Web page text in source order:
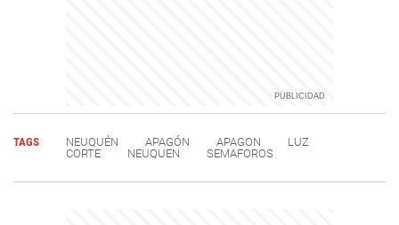
TAGS NEUQUÉN APAGÓN APAGON
LUZ
CORTE
NEUQUEN SEMAFOROS